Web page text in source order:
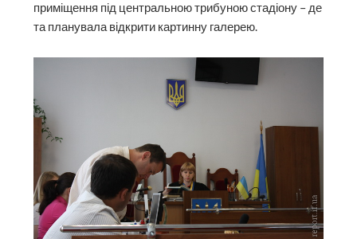
приміщення під центральною трибуною стадіону – де
та планувала відкрити картинну галерею.